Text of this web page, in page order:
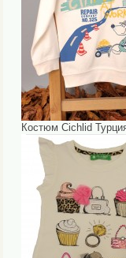
Костюм Cichlid